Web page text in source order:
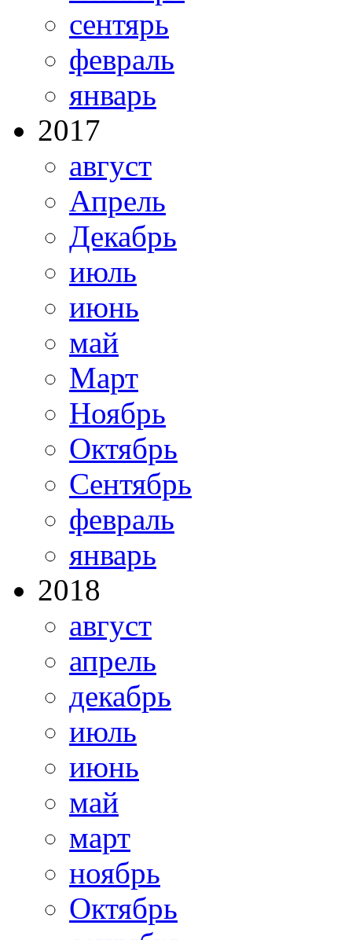
сентярь
февраль
январь
2017
август
Апрель
Декабрь
июль
июнь
май
Март
Ноябрь
Октябрь
Сентябрь
февраль
январь
2018
август
апрель
декабрь
июль
июнь
май
март
ноябрь
Октябрь